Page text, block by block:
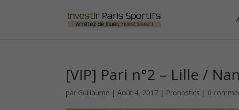
[VIP] Pari n°2 – Lille /
par Guillaume |Août 4, 2017 | Pronostics | 0